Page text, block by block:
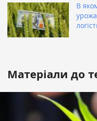
В
Матеріали до